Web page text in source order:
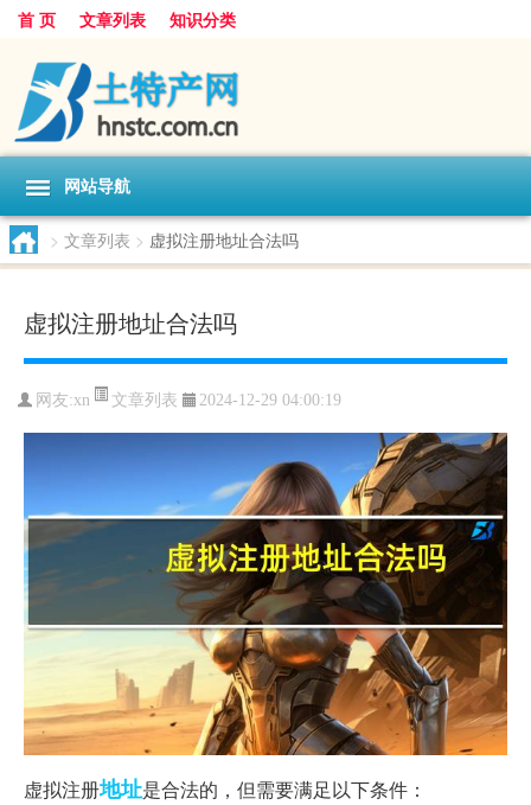
首 页 文章列表 知识分类
网站导航
> 文章列表 > 虚拟注册地址合法吗
虚拟注册地址合法吗
网友:xn 文章列表 2024-12-29 04:00:19
虚拟注册地址是合法的，但需要满足以下条件：